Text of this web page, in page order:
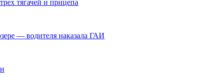
тягачей и прицепа
— водителя наказала ГАИ